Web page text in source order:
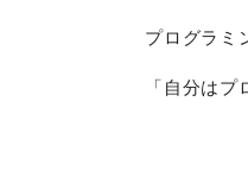
プログラミ
「自分は